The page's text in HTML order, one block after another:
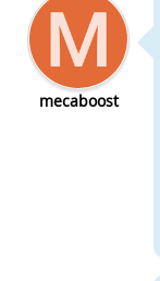
mecaboost